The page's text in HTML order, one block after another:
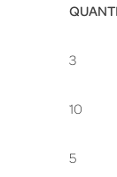
3
10
5